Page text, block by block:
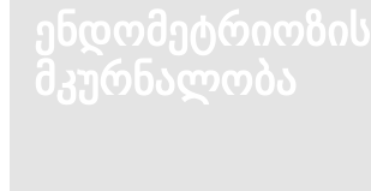
ენდომეტრიოზის
მკურნალობა